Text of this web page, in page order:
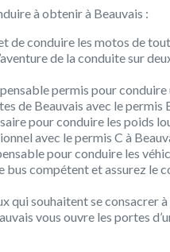
à obtenir à Beauvais :
de conduire les motos de
de la conduite sur
permis pour
de Beauvais avec le permis
pour conduire les poids
avec le permis C à
pour conduire les
bus compétent et assurez le
qui souhaitent se consacrer
vous ouvre les portes